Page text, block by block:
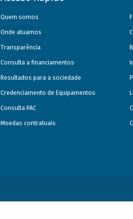
Quem somos
Onde atuamos
Transparência
Consulta a financiamentos
Resultados para a sociedade
Credenciamento de Equipamentos
Consulta PAC
Moedas contratuais